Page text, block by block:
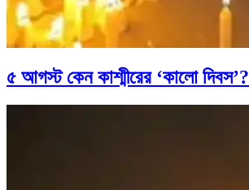
৫ আগস্ট কেন কাশ্মীরের ‘কালো দিবস’?